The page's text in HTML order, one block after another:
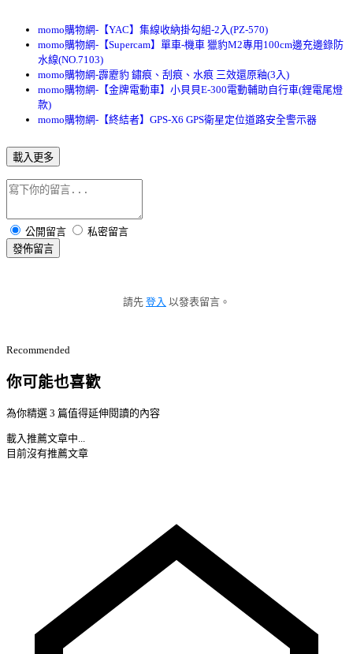
momo購物網-【YAC】集線收納掛勾組-2入(PZ-570)
momo購物網-【Supercam】單車-機車 獵豹M2專用100cm邊充邊錄防
水線(NO.7103)
momo購物網-霹靂豹 鏽痕、刮痕、水痕 三效還原釉(3入)
momo購物網-【金牌電動車】小貝貝E-300電動輔助自行車(鋰電尾燈
款)
momo購物網-【終結者】GPS-X6 GPS衛星定位道路安全警示器
載入更多
公開留言
私密留言
發佈留言
請先 登入 以發表留言。
Recommended
你可能也喜歡
為你精選 3 篇值得延伸閱讀的內容
載入推薦文章中...
目前沒有推薦文章